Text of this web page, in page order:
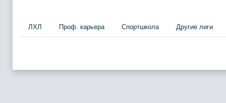
ЛХЛ Проф. карьера Спортшкола Другие лиги